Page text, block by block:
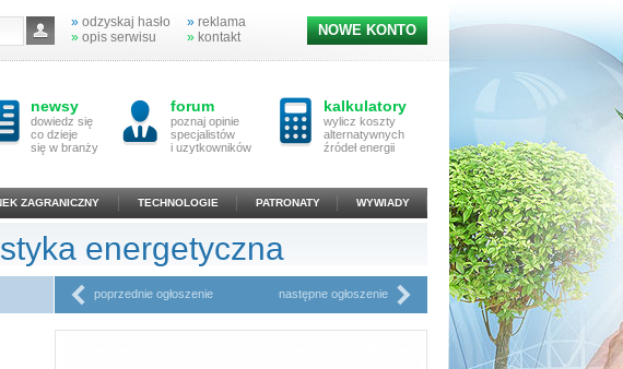
» odzyskaj hasło
» opis serwisu
» reklama
» kontakt NOWE KONTO
newsy
dowiedz się
co dzieje
się w branży
forum
poznaj opinie
specjalistów
i uzytkowników
kalkulatory
wylicz koszty
alternatywnych
źródeł energii
ZAGRANICZNY TECHNOLOGIE PATRONATY WYWIADY
energetyczna
poprzednie ogłoszenie następne ogłoszenie